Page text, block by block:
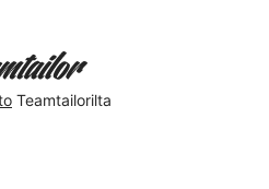
Teamtailorilta